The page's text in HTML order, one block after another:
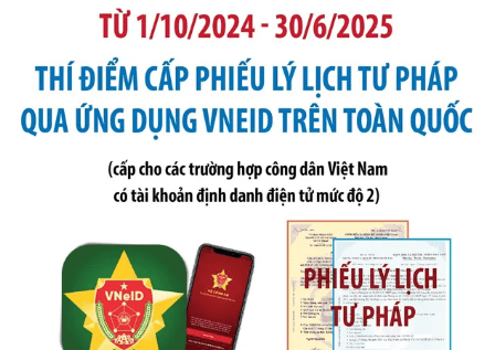
Tên: Thông tư số 105/2026/TT-BTC của Bộ Tài chính: Bãi
bỏ Thông tư số 87/2019/TT- BТC ngày 19 tháng 12 năm
2019 của Bộ trưởng Bộ Tài chính hướng dẫn thực hiện xử
phạt vi phạm hành chính trong lĩnh vực kho bạc nhà nước
Ngày ban hành: 21/07/2026
Số kí hiệu:291/2026/NĐ-CP
Tên: Nghị định số 291/2026/NĐ-CP của Chính phủ: Sửa
đổi, bổ sung một số điều của Nghị định số 125/2020/NĐ-СР
ngày 19 tháng 10 năm 2020 của Chính phủ quy định xử
phạt vi phạm hành chính về thuế, hóa đơn được sửa đổi, bổ
sung bởi Nghị định số 102/2021/NĐ-CP
Ngày ban hành: 20/07/2026
Số kí hiệu:2303/QĐ-UBND
Tên: Quyết định công bố Danh mục thủ tục hành chính mới